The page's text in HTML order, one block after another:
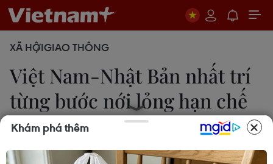
XÃ HỘIGIAO THÔNG
Việt Nam-Nhật Bản nhất trí
từng bước nới lỏng hạn chế
đi lại
19/06/2020 06:34
Khám phá thêm